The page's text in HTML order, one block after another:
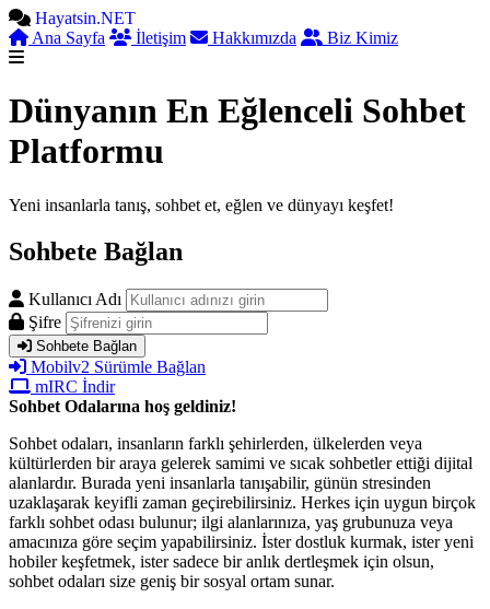
Hayatsin.NET
Ana Sayfa
İletişim Hakkımızda Biz Kimiz
Dünyanın En Eğlenceli Sohbet
Platformu
Yeni insanlarla tanış, sohbet et, eğlen ve dünyayı keşfet!
Sohbete Bağlan
Kullanıcı Adı
Şifre
Sohbete Bağlan
Mobilv2 Sürümle Bağlan
mIRC İndir
Sohbet Odalarına hoş geldiniz!
Sohbet odaları, insanların farklı şehirlerden, ülkelerden veya
kültürlerden bir araya gelerek samimi ve sıcak sohbetler ettiği dijital
alanlardır. Burada yeni insanlarla tanışabilir, günün stresinden
uzaklaşarak keyifli zaman geçirebilirsiniz. Herkes için uygun birçok
farklı sohbet odası bulunur; ilgi alanlarınıza, yaş grubunuza veya
amacınıza göre seçim yapabilirsiniz. İster dostluk kurmak, ister yeni
hobiler keşfetmek, ister sadece bir anlık dertleşmek için olsun,
sohbet odaları size geniş bir sosyal ortam sunar.